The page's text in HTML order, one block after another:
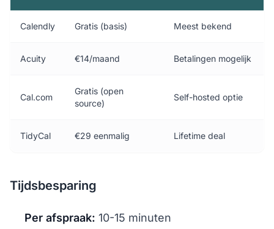
Calendly Gratis (basis) Meest bekend
Acuity €14/maand Betalingen mogelijk
Cal.com
Gratis (open
source)
Self-hosted optie
TidyCal €29 eenmalig Lifetime deal
Tijdsbesparing
Per afspraak: 10-15 minuten